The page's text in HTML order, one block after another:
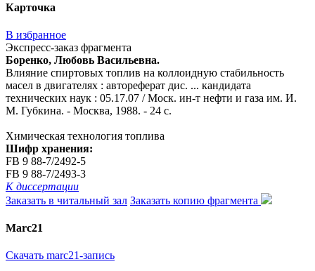
Карточка
В избранное
Экспресс-заказ фрагмента
Боренко, Любовь Васильевна.
Влияние спиртовых топлив на коллоидную стабильность
масел в двигателях : автореферат дис. ... кандидата
технических наук : 05.17.07 / Моск. ин-т нефти и газа им. И.
М. Губкина. - Москва, 1988. - 24 с.
Химическая технология топлива
Шифр хранения:
FB 9 88-7/2492-5
FB 9 88-7/2493-3
К диссертации
Заказать в читальный зал Заказать копию фрагмента
Marc21
Скачать marc21-запись